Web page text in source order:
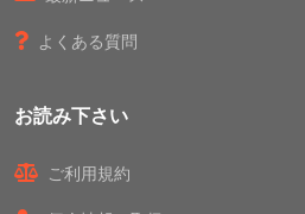
よくある質問
お読み下さい
ご利用規約